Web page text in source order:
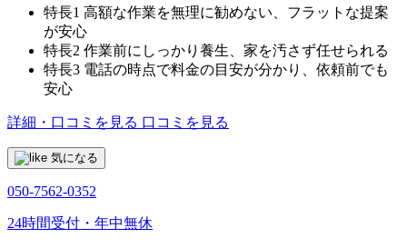
特長1 高額な作業を無理に勧めない、フラットな提案
が安心
特長2 作業前にしっかり養生、家を汚さず任せられる
特長3 電話の時点で料金の目安が分かり、依頼前でも
安心
詳細・口コミを見る 口コミを見る
気になる
050-7562-0352
24時間受付・年中無休